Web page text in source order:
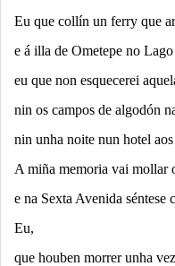
Eu que collín un ferry que
e á illa de Ometepe no
eu que non esquecerei
nin os campos de algodón
nin unha noite nun hotel
A miña memoria vai mollar
e na Sexta Avenida séntese
Eu,
que houben morrer unha